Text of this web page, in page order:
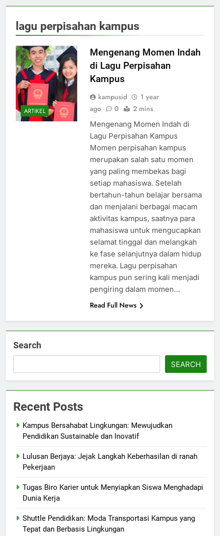
lagu perpisahan kampus
ARTIKEL
Mengenang Momen Indah
di Lagu Perpisahan
Kampus
kampusid
1 year
ago
0 2 mins
Mengenang Momen Indah di
Lagu Perpisahan Kampus
Momen perpisahan kampus
merupakan salah satu momen
yang paling membekas bagi
setiap mahasiswa. Setelah
bertahun-tahun belajar bersama
dan menjalani berbagai macam
aktivitas kampus, saatnya para
mahasiswa untuk mengucapkan
selamat tinggal dan melangkah
ke fase selanjutnya dalam hidup
mereka. Lagu perpisahan
kampus pun sering kali menjadi
pengiring dalam momen…
Read Full News
Search
SEARCH
Recent Posts
Kampus Bersahabat Lingkungan: Mewujudkan
Pendidikan Sustainable dan Inovatif
Lulusan Berjaya: Jejak Langkah Keberhasilan di ranah
Pekerjaan
Tugas Biro Karier untuk Menyiapkan Siswa Menghadapi
Dunia Kerja
Shuttle Pendidikan: Moda Transportasi Kampus yang
Tepat dan Berbasis Lingkungan